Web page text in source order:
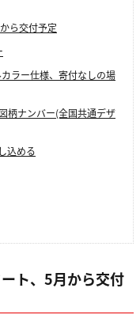
ら交付予定
ラー仕様、寄付なしの場
柄ナンバー(全国共通デザ
込める
ト、5月から交付